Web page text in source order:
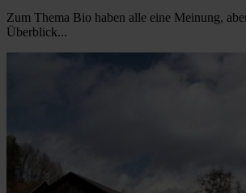
Zum Thema Bio haben alle eine Meinung,
Überblick...